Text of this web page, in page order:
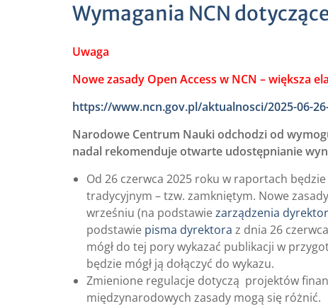
Wymagania NCN
Uwaga
Nowe zasady Open Access w NCN – większa
https://www.ncn.gov.pl/aktualnosci/2025-06-
Narodowe Centrum Nauki odchodzi od
nadal rekomenduje otwarte udostępnianie
Od 26 czerwca 2025 roku w raportach
tradycyjnym – tzw. zamkniętym. Nowe
wrześniu (na podstawiezarządzenia
podstawie pisma dyrektora z dnia 26
mógł do tej pory wykazać publikacji w
będzie mógł ją dołączyć do wykazu.
Zmienione regulacje dotyczą projektów
międzynarodowych zasady mogą się różnić.